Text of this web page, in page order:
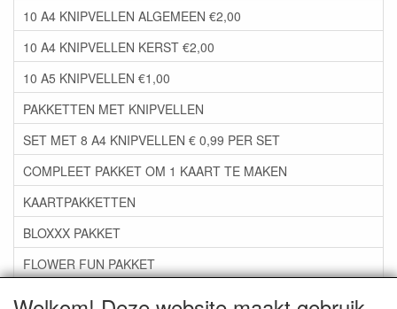
10 A4 KNIPVELLEN ALGEMEEN €2,00
10 A4 KNIPVELLEN KERST €2,00
10 A5 KNIPVELLEN €1,00
PAKKETTEN MET KNIPVELLEN
SET MET 8 A4 KNIPVELLEN € 0,99 PER SET
COMPLEET PAKKET OM 1 KAART TE MAKEN
KAARTPAKKETTEN
BLOXXX PAKKET
FLOWER FUN PAKKET
***GROEP 06*** TAPE/LIJM SNIJMALLEN STEMPELS